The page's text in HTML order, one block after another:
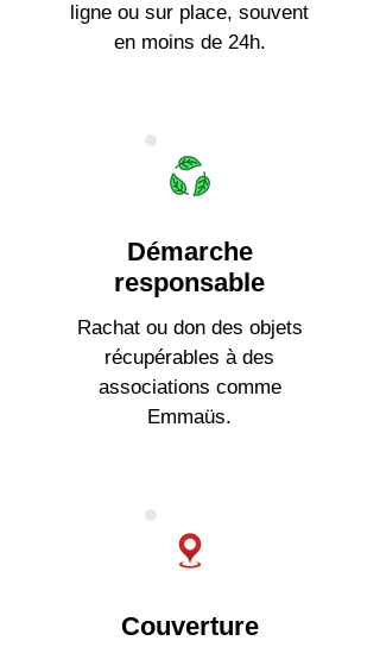
ligne ou sur place, souvent
en moins de 24h.
Démarche
responsable
Rachat ou don des objets
récupérables à des
associations comme
Emmaüs.
Couverture